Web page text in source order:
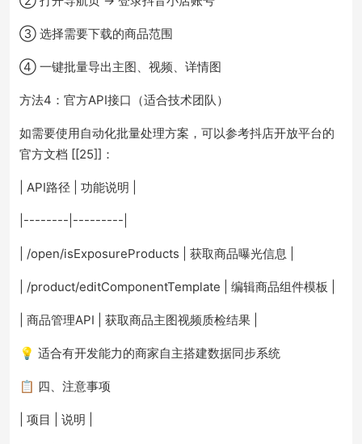
③ 选择需要下载的商品范围
④ 一键批量导出主图、视频、详情图
方法4：官方API接口（适合技术团队）
如需要使用自动化批量处理方案，可以参考抖店开放平台的
官方文档 [[25]]：
| API路径 | 功能说明 |
|--------|---------|
| /open/isExposureProducts | 获取商品曝光信息 |
| /product/editComponentTemplate | 编辑商品组件模板 |
| 商品管理API | 获取商品主图视频质检结果 |
💡 适合有开发能力的商家自主搭建数据同步系统
📋 四、注意事项
| 项目 | 说明 |